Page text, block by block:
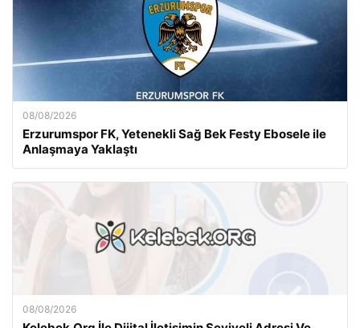
08/08/2026
Erzurumspor FK, Yetenekli Sağ Bek Festy Ebosele ile
Anlaşmaya Yaklaştı
08/08/2026